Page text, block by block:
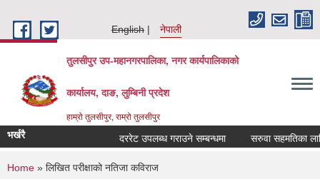
English
नेपाली
तुलसीपुर उप-महानगरपालिका, नगर कार्यपालिकाको
कार्यालय, दाङ, लुम्बिनी प्रदेश
हाम्रो तुलसीपुर, राम्रो तुलसीपुर
भर्खरै दररेट उपलब्ध गराउने सम्बन्धमा सरुवा सहमतिका
You are here
Home » लिखित परीक्षाको नतिजा कविराज